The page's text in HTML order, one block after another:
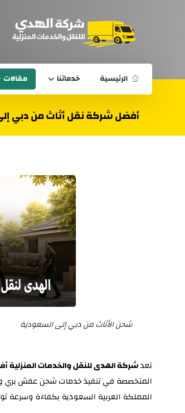
الرئيسية خدماتنا مقالات
أفضل شركة نقل أثاث من دبي
شحن الأثاث من دبي إلى السعودية
تعدشركة الهدى للنقل والخدمات
المتخصصة في تنفيذ خدمات شحن عفش بري
المملكة العربية السعودية بكفاءة وسرعة